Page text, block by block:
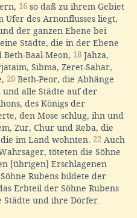
16 so daß zu ihrem Gebiet
Ufer des Arnonflusses liegt,
der ganzen Ebene bei
Städte, die in der Ebene
Baal-Meon, 18 Jahza,
Sibma, Zeret-Sahar,
20 Beth-Peor, die Abhänge
und alle Städte auf der
des Königs der
den Mose schlug, ihn und
Zur, Chur und Reba, die
im Land wohnten. 22 Auch
töteten die Söhne
[übrigen] Erschlagenen
Rubens bildete der
Erbteil der Söhne Rubens
Städte und ihre Dörfer.